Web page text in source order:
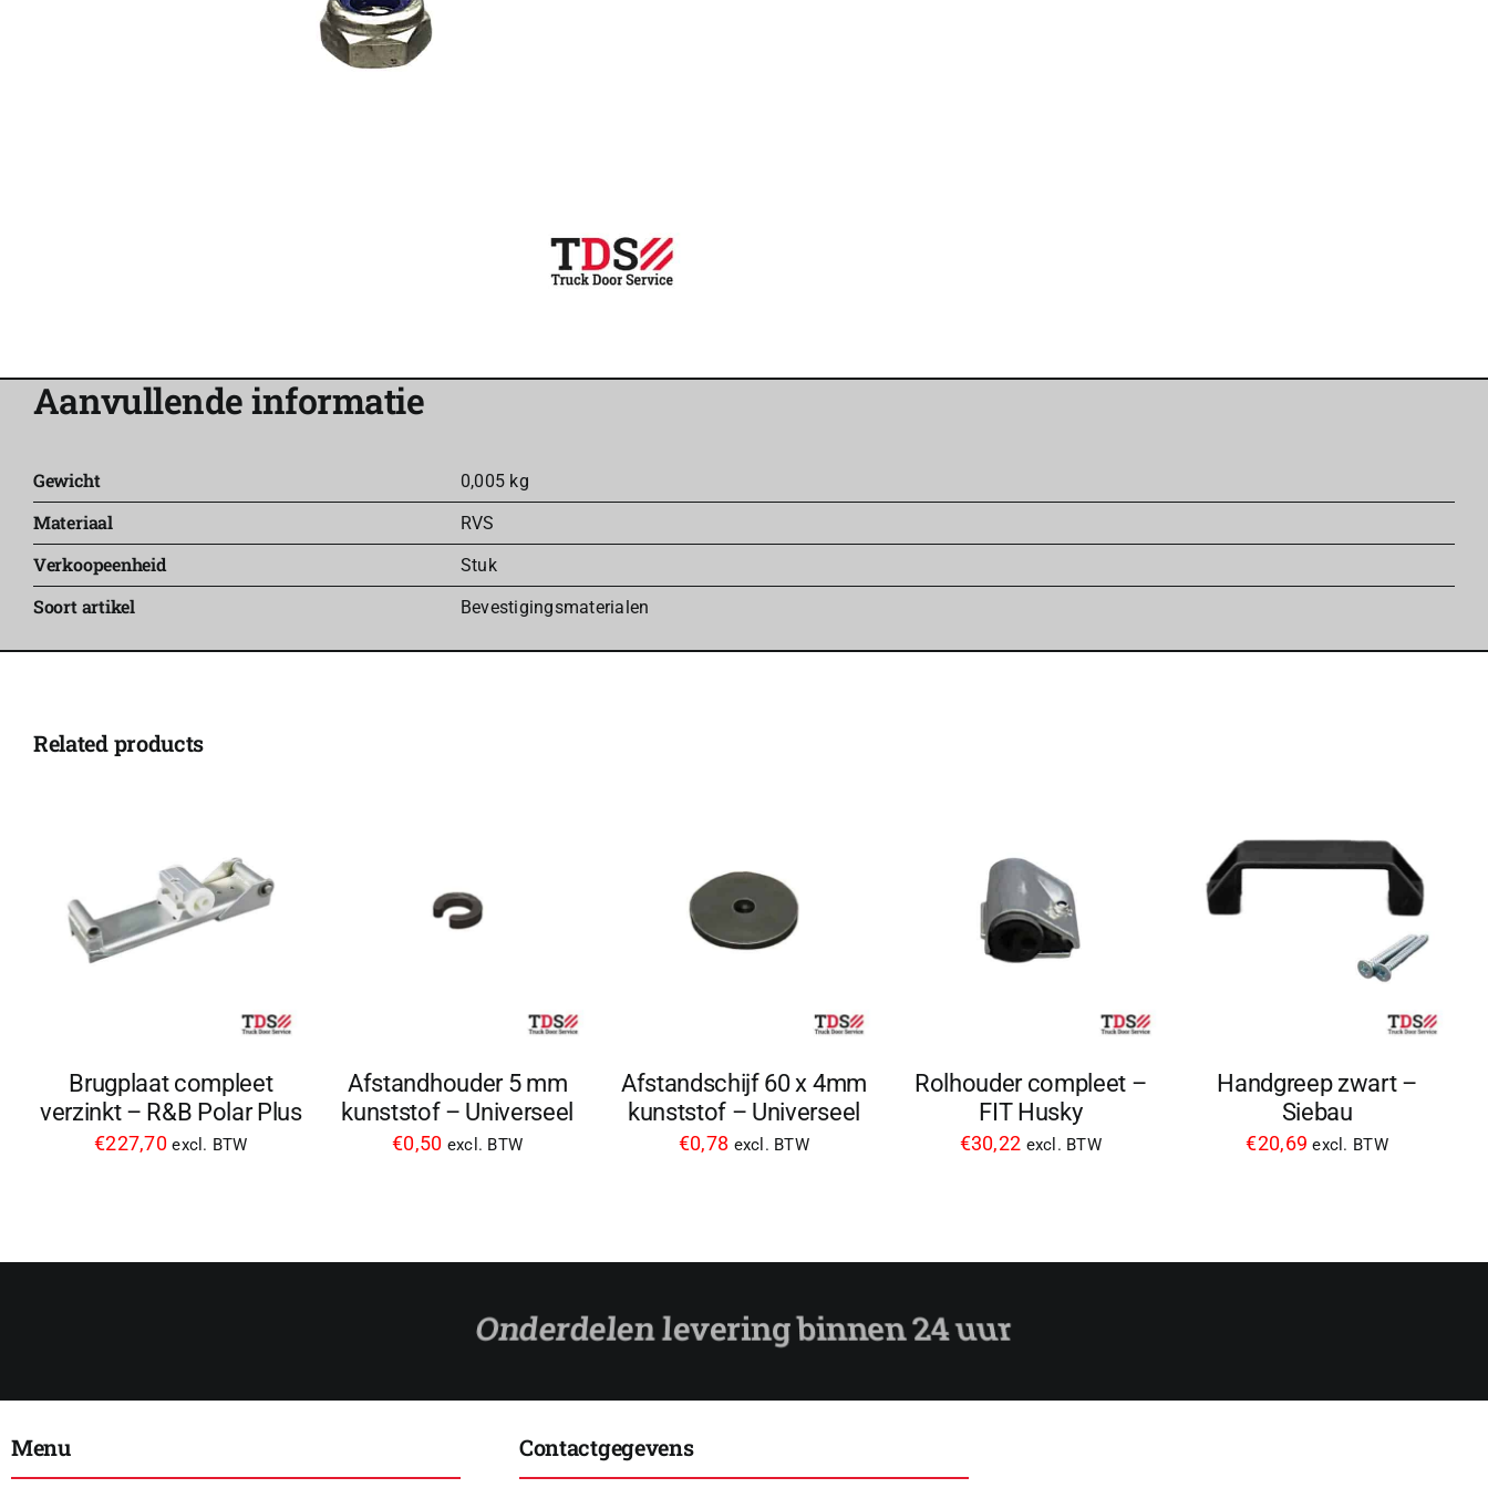
Aanvullende informatie
Gewicht 0,005 kg
Materiaal RVS
Verkoopeenheid Stuk
Soort artikel Bevestigingsmaterialen
Related products
Brugplaat compleet
verzinkt – R&B Polar Plus
€227,70 excl. BTW
Afstandhouder 5 mm
kunststof – Universeel
€0,50 excl. BTW
Afstandschijf 60 x 4mm
kunststof – Universeel
€0,78 excl. BTW
Rolhouder compleet –
FIT Husky
€30,22 excl. BTW
Handgreep zwart –
Siebau
€20,69 excl. BTW
Menu Contactgegevens